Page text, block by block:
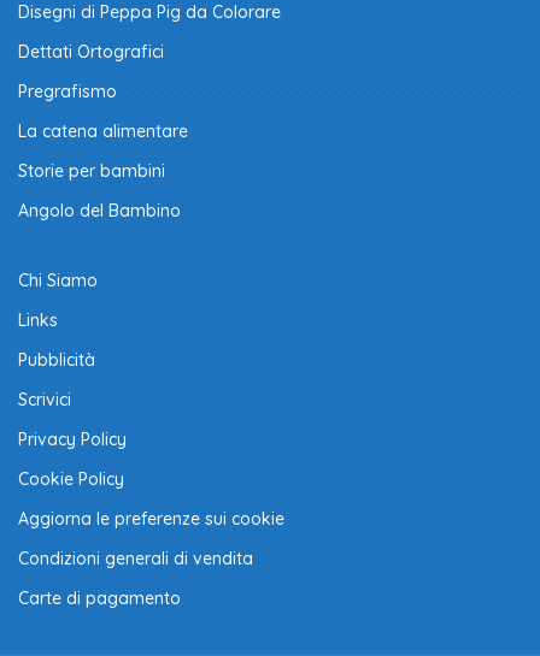
Disegni di Peppa Pig da Colorare
Dettati Ortografici
Pregrafismo
La catena alimentare
Storie per bambini
Angolo del Bambino
Chi Siamo
Links
Pubblicità
Scrivici
Privacy Policy
Cookie Policy
Aggiorna le preferenze sui cookie
Condizioni generali di vendita
Carte di pagamento